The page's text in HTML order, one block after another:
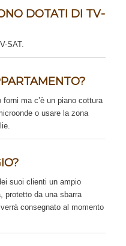
DOTATI DI TV-
SAT.
ma c’è un piano cottura
o usare la zona
suoi clienti un ampio
protetto da una sbarra
consegnato al momento